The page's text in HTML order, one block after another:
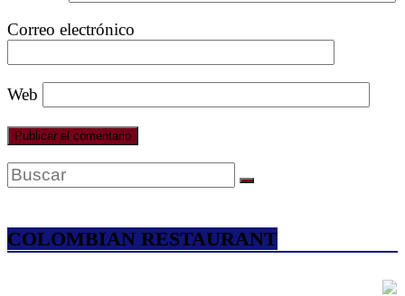
Correo electrónico
Web
COLOMBIAN RESTAURANT